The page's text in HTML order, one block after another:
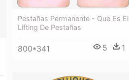
Pestañas Permanente - Que Es El
Lifting De Pestañas
800*341 5 1